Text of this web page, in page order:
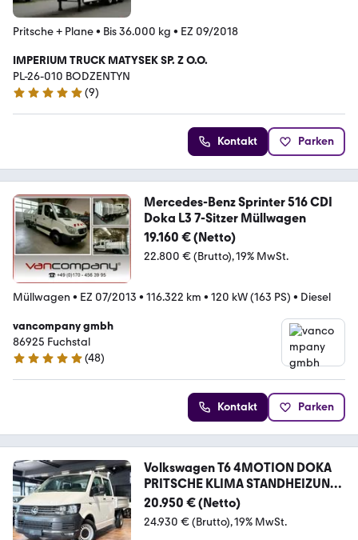
Pritsche + Plane• Bis 36.000 kg • EZ 09/2018
IMPERIUM TRUCK MATYSEK SP. Z O.O.
PL-26-010 BODZENTYN
4.8 Sterne
(9)
Kontakt Parken
Mercedes-Benz Sprinter 516 CDI
Doka L3 7-Sitzer Müllwagen
19.160 € (Netto)
22.800 € (Brutto) 19% MwSt.
Müllwagen • EZ 07/2013 • 116.322 km • 120 kW (163 PS) • Diesel
vancompany gmbh
86925 Fuchstal
5 Sterne
(48)
Kontakt Parken
Volkswagen T6 4MOTION DOKA
PRITSCHE KLIMA STANDHEIZUNG
TEMP
20.950 € (Netto)
24.930 € (Brutto) 19% MwSt.